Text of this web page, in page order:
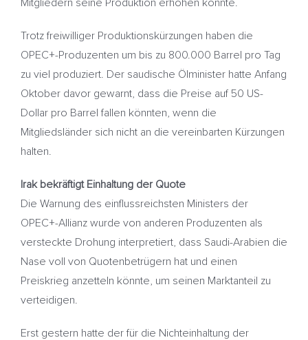
Mitgliedern seine Produktion erhöhen könnte.
Trotz freiwilliger Produktionskürzungen haben die
OPEC+-Produzenten um bis zu 800.000 Barrel pro Tag
zu viel produziert. Der saudische Ölminister hatte Anfang
Oktober davor gewarnt, dass die Preise auf 50 US-
Dollar pro Barrel fallen könnten, wenn die
Mitgliedsländer sich nicht an die vereinbarten Kürzungen
halten.
Irak bekräftigt Einhaltung der Quote
Die Warnung des einflussreichsten Ministers der
OPEC+-Allianz wurde von anderen Produzenten als
versteckte Drohung interpretiert, dass Saudi-Arabien die
Nase voll von Quotenbetrügern hat und einen
Preiskrieg anzetteln könnte, um seinen Marktanteil zu
verteidigen.
Erst gestern hatte der für die Nichteinhaltung der